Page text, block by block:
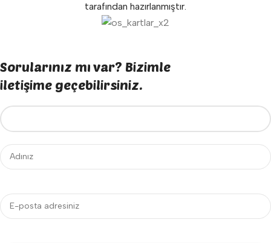
tarafından hazırlanmıştır.
Sorularınız mı var? Bizimle
iletişime geçebilirsiniz.